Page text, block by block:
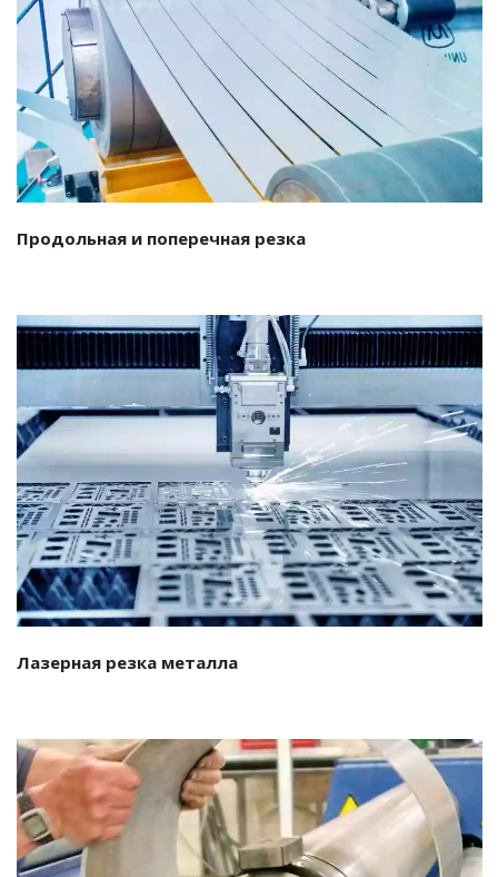
Подробнее…
Продольная и поперечная резка
Подробнее…
Лазерная резка металла